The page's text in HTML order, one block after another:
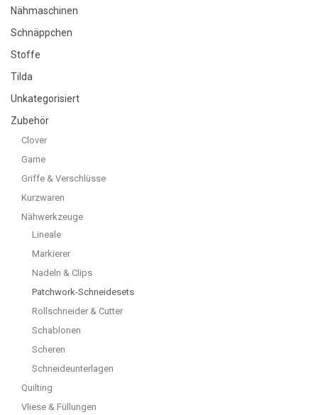
Nähmaschinen
Schnäppchen
Stoffe
Tilda
Unkategorisiert
Zubehör
Clover
Garne
Griffe & Verschlüsse
Kurzwaren
Nähwerkzeuge
Lineale
Markierer
Nadeln & Clips
Patchwork-Schneidesets
Rollschneider & Cutter
Schablonen
Scheren
Schneideunterlagen
Quilting
Vliese & Füllungen